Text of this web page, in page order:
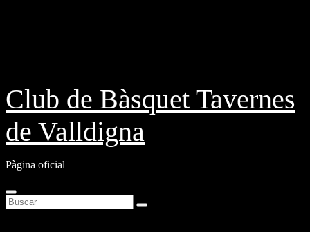
Club de Bàsquet Tavernes
de Valldigna
Pàgina oficial